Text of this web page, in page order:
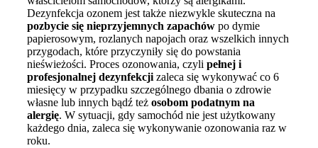
Dezynfekcja ozonem jest także niezwykle skuteczna na
pozbycie się nieprzyjemnych zapachów po dymie
papierosowym, rozlanych napojach oraz wszelkich innych
przygodach, które przyczyniły się do powstania
nieświeżości. Proces ozonowania, czyli pełnej i
profesjonalnej dezynfekcji zaleca się wykonywać co 6
miesięcy w przypadku szczególnego dbania o zdrowie
własne lub innych bądź też osobom podatnym na
alergię. W sytuacji, gdy samochód nie jest użytkowany
każdego dnia, zaleca się wykonywanie ozonowania raz w
roku.